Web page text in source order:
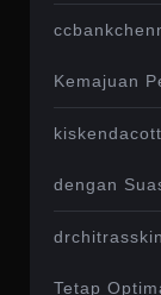
Kemajuan
dengan
Tetap